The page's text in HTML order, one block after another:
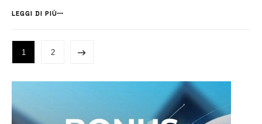
domani gli esperti hanno diramato un’allerta arancione per tutta la
LEGGI DI PIÙ
1 2